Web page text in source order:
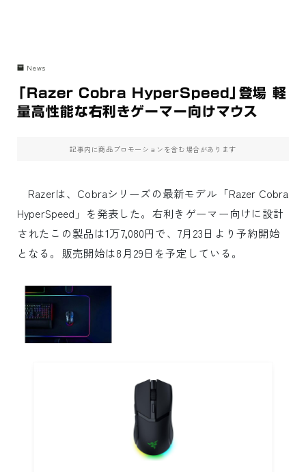
News
「Razer Cobra HyperSpeed」登場 軽
量高性能な右利きゲーマー向けマウス
記事内に商品プロモーションを含む場合があります
Razerは、Cobraシリーズの最新モデル「Razer Cobra
HyperSpeed」を発表した。右利きゲーマー向けに設計
されたこの製品は1万7,080円で、7月23日より予約開始
となる。販売開始は8月29日を予定している。